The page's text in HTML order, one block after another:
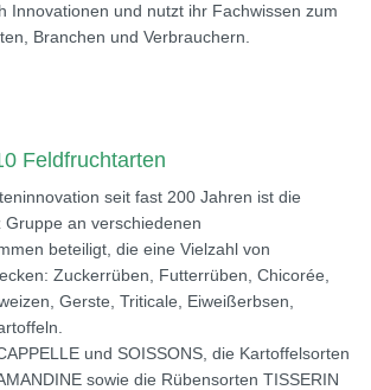
Innovationen und nutzt ihr Fachwissen zum
Branchen und Verbrauchern.
Feldfruchtarten
seit fast 200 Jahren ist die
an verschiedenen
beteiligt, die eine Vielzahl von
Zuckerrüben, Futterrüben, Chicorée,
Gerste, Triticale, Eiweißerbsen,
und SOISSONS, die Kartoffelsorten
sowie die Rübensorten TISSERIN